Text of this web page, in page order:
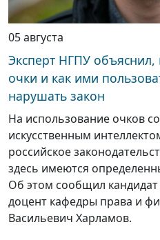
05 августа
Эксперт НГПУ
очки и как ими
нарушать закон
На использование очков
искусственным
российское
здесь имеются
Об этом сообщил
доцент кафедры права и
Васильевич Харламов.